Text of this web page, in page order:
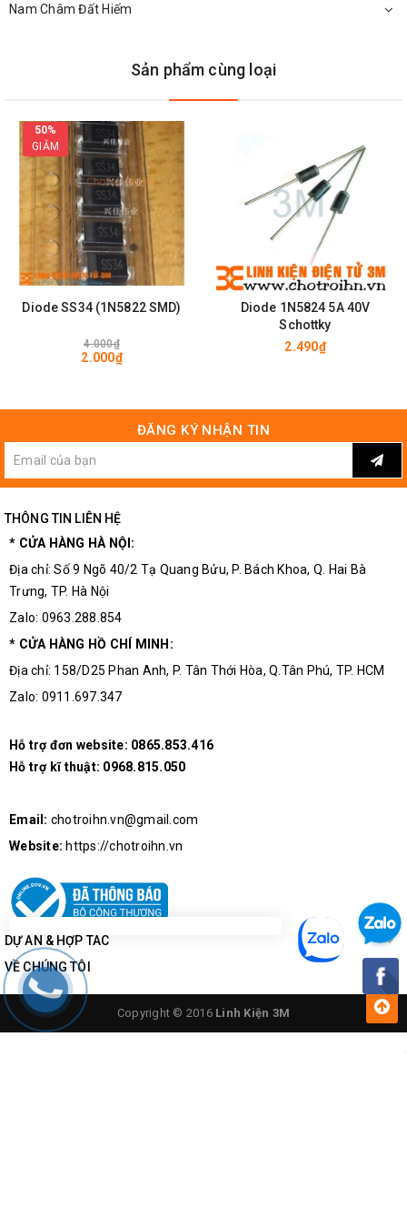
Nam Châm Đất Hiếm
Sản phẩm cùng loại
50%
GIẢM
Diode SS34 (1N5822 SMD)
4.000₫
2.000₫
Diode 1N5824 5A 40V
Schottky
2.490₫
ĐĂNG KÝ NHẬN TIN
THÔNG TIN LIÊN HỆ
* CỬA HÀNG HÀ NỘI:
Địa chỉ: Số 9 Ngõ 40/2 Tạ Quang Bửu, P. Bách Khoa, Q. Hai Bà
Trưng, TP. Hà Nội
Zalo: 0963.288.854
* CỬA HÀNG HỒ CHÍ MINH:
Địa chỉ: 158/D25 Phan Anh, P. Tân Thới Hòa, Q.Tân Phú, TP. HCM
Zalo: 0911.697.347
Hỗ trợ đơn website: 0865.853.416
Hỗ trợ kĩ thuật: 0968.815.050
Email: chotroihn.vn@gmail.com
Website: https://chotroihn.vn
DỰ ÁN & HỢP TÁC
VỀ CHÚNG TÔI
Copyright © 2016 Linh Kiện 3M